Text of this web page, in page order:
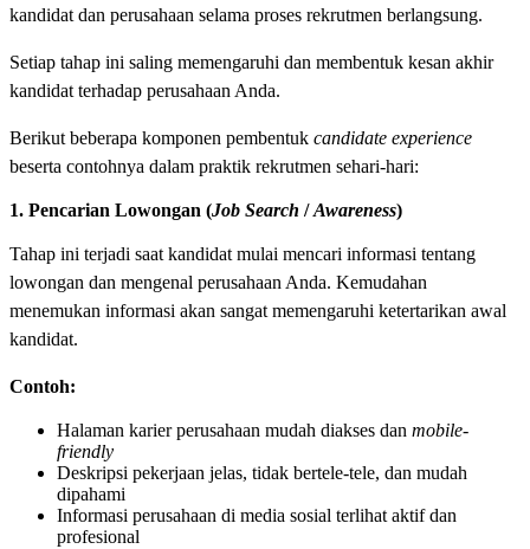
kandidat dan perusahaan selama proses rekrutmen berlangsung.
Setiap tahap ini saling memengaruhi dan membentuk kesan akhir
kandidat terhadap perusahaan Anda.
Berikut beberapa komponen pembentuk candidate experience
beserta contohnya dalam praktik rekrutmen sehari-hari:
1. Pencarian Lowongan (Job Search /Awareness)
Tahap ini terjadi saat kandidat mulai mencari informasi tentang
lowongan dan mengenal perusahaan Anda. Kemudahan
menemukan informasi akan sangat memengaruhi ketertarikan awal
kandidat.
Contoh:
Halaman karier perusahaan mudah diakses dan mobile-
friendly
Deskripsi pekerjaan jelas, tidak bertele-tele, dan mudah
dipahami
Informasi perusahaan di media sosial terlihat aktif dan
profesional